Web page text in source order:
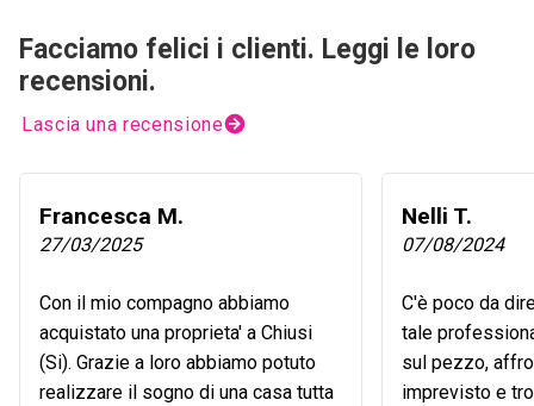
Facciamo felici i clienti. Leggi le loro
recensioni.
Lascia una recensione
Francesca M.
27/03/2025
Con il mio compagno abbiamo
acquistato una proprieta' a Chiusi
(Si). Grazie a loro abbiamo potuto
realizzare il sogno di una casa tutta
Nelli T.
07/08/2024
C'è poco da
tale
sul pezzo,
imprevisto e